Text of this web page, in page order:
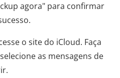
agora" para confirmar
o site do iCloud. Faça
as mensagens de